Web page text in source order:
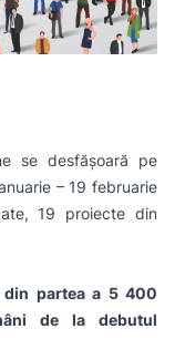
se desfășoară pe
– 19 februarie
19 proiecte din
partea a 5 400
de la debutul